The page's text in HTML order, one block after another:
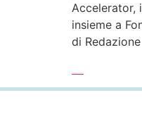
Accelerator,
insieme a
di Redazione